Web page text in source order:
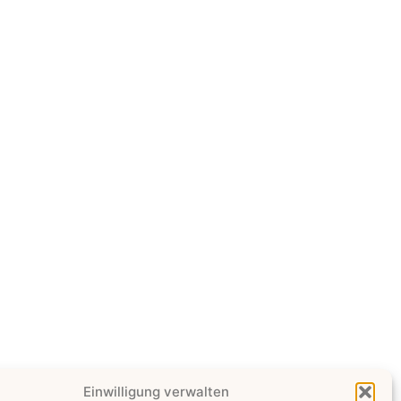
Einwilligung verwalten